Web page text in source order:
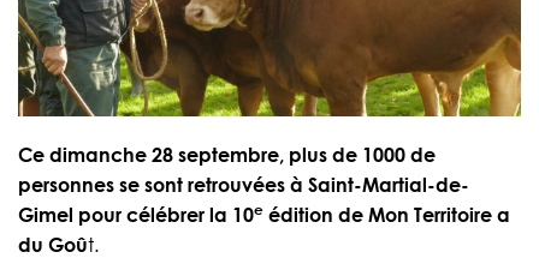
Ce dimanche 28 septembre, plus de 1000 de
personnes se sont retrouvées à Saint-Martial-de-
Gimel pour célébrer la 10e édition de Mon Territoire a
du Goût.